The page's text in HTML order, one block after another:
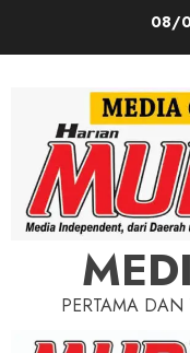
08/
PERTAMA DAN